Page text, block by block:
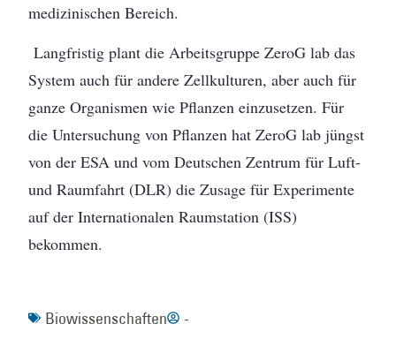
medizinischen Bereich.
Langfristig plant die Arbeitsgruppe ZeroG lab das
System auch für andere Zellkulturen, aber auch für
ganze Organismen wie Pflanzen einzusetzen. Für
die Untersuchung von Pflanzen hat ZeroG lab jüngst
von der ESA und vom Deutschen Zentrum für Luft-
und Raumfahrt (DLR) die Zusage für Experimente
auf der Internationalen Raumstation (ISS)
bekommen.
Biowissenschaften -